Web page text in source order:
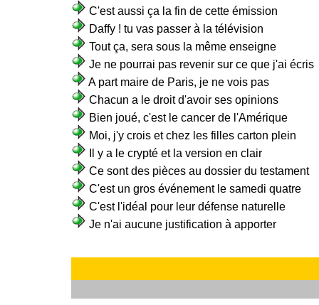
C'est aussi ça la fin de cette émission
Daffy ! tu vas passer à la télévision
Tout ça, sera sous la même enseigne
Je ne pourrai pas revenir sur ce que j'ai écris
A part maire de Paris, je ne vois pas
Chacun a le droit d'avoir ses opinions
Bien joué, c'est le cancer de l'Amérique
Moi, j'y crois et chez les filles carton plein
Il y a le crypté et la version en clair
Ce sont des pièces au dossier du testament
C'est un gros événement le samedi quatre
C'est l'idéal pour leur défense naturelle
Je n'ai aucune justification à apporter